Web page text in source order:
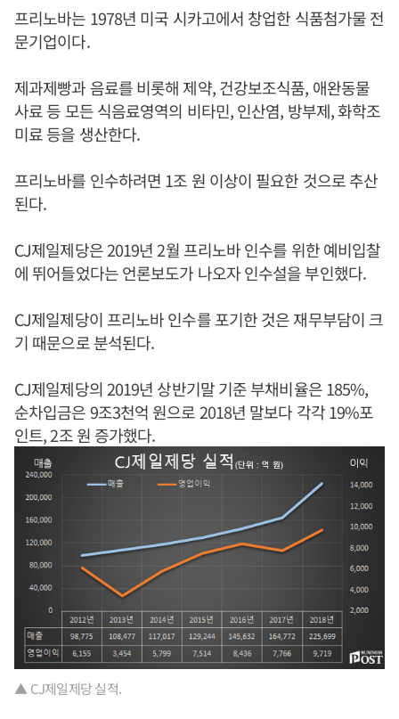
프리노바는 1978년 미국 시카고에서 창업한 식품첨가물 전
문기업이다.
제과제빵과 음료를 비롯해 제약, 건강보조식품, 애완동물
사료 등 모든 식음료영역의 비타민, 인산염, 방부제, 화학조
미료 등을 생산한다.
프리노바를 인수하려면 1조 원 이상이 필요한 것으로 추산
된다.
CJ제일제당은 2019년 2월 프리노바 인수를 위한 예비입찰
에 뛰어들었다는 언론보도가 나오자 인수설을 부인했다.
CJ제일제당이 프리노바 인수를 포기한 것은 재무부담이 크
기 때문으로 분석된다.
CJ제일제당의 2019년 상반기말 기준 부채비율은 185%,
순차입금은 9조3천억 원으로 2018년 말보다 각각 19%포
인트, 2조 원 증가했다.
▲ CJ제일제당 실적.